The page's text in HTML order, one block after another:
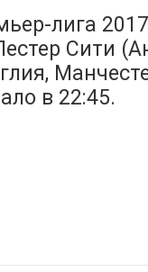
лига
Сити
в 22:45.